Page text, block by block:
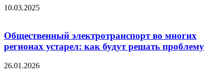
10.03.2025
Общественный электротранспорт во многих
регионах устарел: как будут решать проблему
26.01.2026